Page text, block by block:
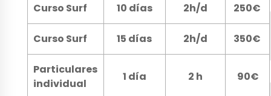
Curso Surf 10 días 2h/d 250€
Curso Surf 15 días 2h/d 350€
Particulares
individual
1 día 2 h 90€